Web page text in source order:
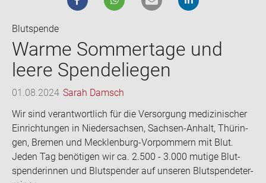
Blutspende
Warme Som­mer­ta­ge und
leere Spen­de­lie­gen
01.08.2024 Sarah Damsch
Wir sind ver­ant­wort­lich für die Ver­sor­gung me­di­zi­ni­scher
Ein­rich­tun­gen in Nie­der­sach­sen, Sachsen-​Anhalt, Thü­rin­
gen, Bre­men und Mecklenburg-​Vorpommern mit Blut.
Jeden Tag be­nö­ti­gen wir ca. 2.500 - 3.000 mu­ti­ge Blut­
spen­de­rin­nen und Blut­spen­der auf un­se­ren Blut­spen­de­ter­